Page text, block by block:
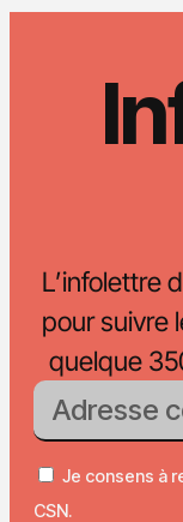
L’infolettre
pour suivre
quelque
Je consens à
CSN.